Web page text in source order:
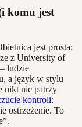
komu jest
jest prosta:
z University of
ludzie
a język w stylu
nikt nie patrzy
kontroli:
ostrzeżenie. To